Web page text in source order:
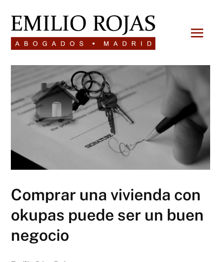
Comprar una vivienda con
okupas puede ser un buen
negocio